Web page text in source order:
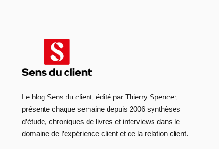
Le blog Sens du client, édité par Thierry Spencer,
présente chaque semaine depuis 2006 synthèses
d’étude, chroniques de livres et interviews dans le
domaine de l’expérience client et de la relation client.